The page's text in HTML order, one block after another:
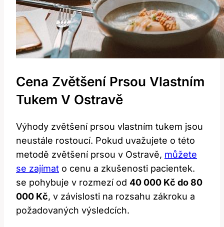
Cena Zvětšení Prsou Vlastním
Tukem V ⁤Ostravě
Výhody zvětšení prsou⁤ vlastním tukem jsou
neustále rostoucí. ‍Pokud uvažujete o této
⁤metodě⁢ zvětšení prsou ⁣v Ostravě, můžete
se zajímat o cenu a zkušenosti ‍pacientek. ​
⁣se pohybuje v rozmezí‌ od 40 000 Kč do 80
000 Kč, v ⁢závislosti na ‍rozsahu zákroku a
požadovaných výsledcích.